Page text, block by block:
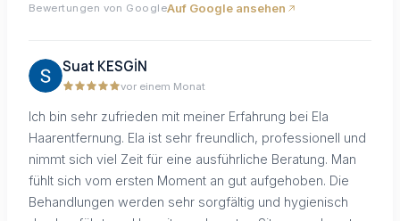
Bewertungen von GoogleAuf Google ansehen
Suat KESGİN
vor einem Monat
Ich bin sehr zufrieden mit meiner Erfahrung bei Ela
Haarentfernung. Ela ist sehr freundlich, professionell und
nimmt sich viel Zeit für eine ausführliche Beratung. Man
fühlt sich vom ersten Moment an gut aufgehoben. Die
Behandlungen werden sehr sorgfältig und hygienisch